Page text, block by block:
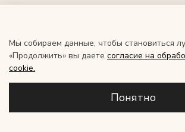
RU
Мы собираем данные, чтобы становиться
«Продолжить» вы даете согласие на
сookie.
Понятно